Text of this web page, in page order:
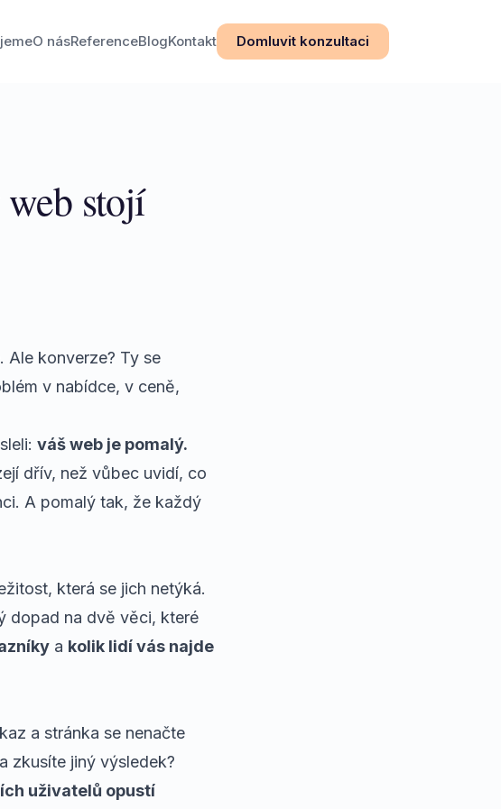
O násReferenceBlogKontakt Domluvit konzultaci
stojí
Ale konverze? Ty se
v nabídce, v ceně,
váš web je pomalý.
dřív, než vůbec uvidí, co
A pomalý tak, že každý
která se jich netýká.
dopad na dvě věci, které
a kolik lidí vás najde
a stránka se nenačte
zkusíte jiný výsledek?
uživatelů opustí